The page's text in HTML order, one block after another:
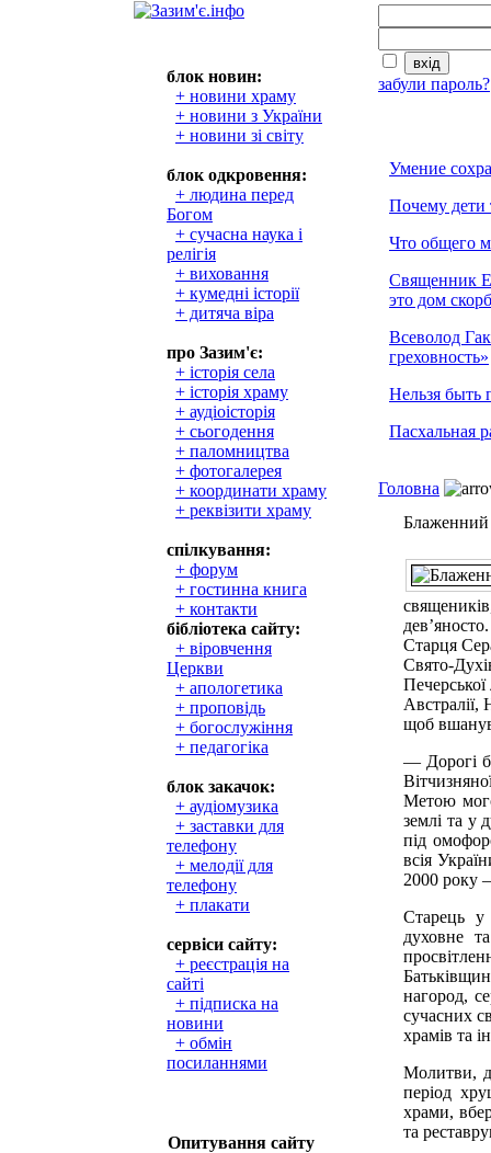
блок новин:
+ новини храму
+ новини з України
+ новини зі світу
блок одкровення:
+ людина перед
Богом
+ сучасна наука і
релігія
+ виховання
+ кумедні історії
+ дитяча віра
про Зазим'є:
+ історія села
+ історія храму
+ аудіоісторія
+ сьогодення
+ паломництва
+ фотогалерея
+ координати храму
+ реквізити храму
спілкування:
+ форум
+ гостинна книга
+ контакти
бібліотека сайту:
+ віровчення
Церкви
+ апологетика
+ проповідь
+ богослужіння
+ педагогіка
блок закачок:
+ аудіомузика
+ заставки для
телефону
+ мелодії для
телефону
+ плакати
сервіси сайту:
+ реєстрація на
сайті
+ підписка на
новини
+ обмін
посиланнями
Опитування сайту
забули пароль?
Умение
Почему дети
Что общего
Священник
это дом
Всеволод
греховность»
Нельзя быть
Пасхальная
Головна
Блаженний
дев’яносто.
Старця
Свято-
щоб
— Дорогі
Метою
землі та у
під
всія
2000 року
Старець
духовне
нагород,
сучасних
храмів та
Молитви,
період
храми,
та